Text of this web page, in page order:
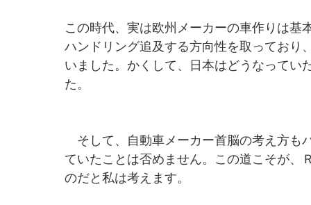
この時代、実は欧州メーカーの車作りは
ハンドリング追及する方向性を取っており
いました。かくして、日本はどうなってい
た。
そして、自動車メーカー首脳の考え方も
ていたことは否めません。この道こそが、
のだと私は考えます。